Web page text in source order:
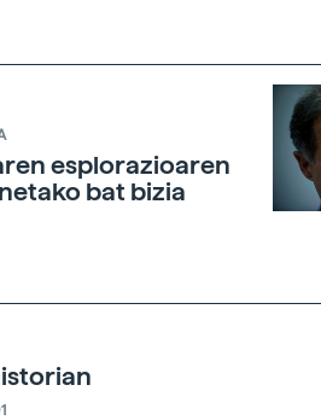
esplorazioaren
bat bizia